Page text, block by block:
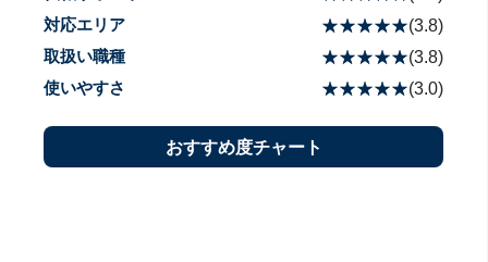
対応エリア
☆☆☆☆☆
★★★★★(3.8)
取扱い職種
☆☆☆☆☆
★★★★★(3.8)
使いやすさ
☆☆☆☆☆
★★★★★(3.0)
おすすめ度チャート